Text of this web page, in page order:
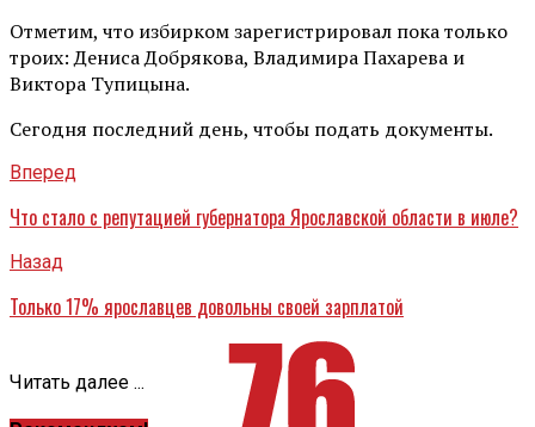
Отметим, что избирком зарегистрировал пока только
троих: Дениса Добрякова, Владимира Пахарева и
Виктора Тупицына.
Сегодня последний день, чтобы подать документы.
Вперед
Что стало с репутацией губернатора Ярославской области в июле?
Назад
Только 17% ярославцев довольны своей зарплатой
Читать далее ...